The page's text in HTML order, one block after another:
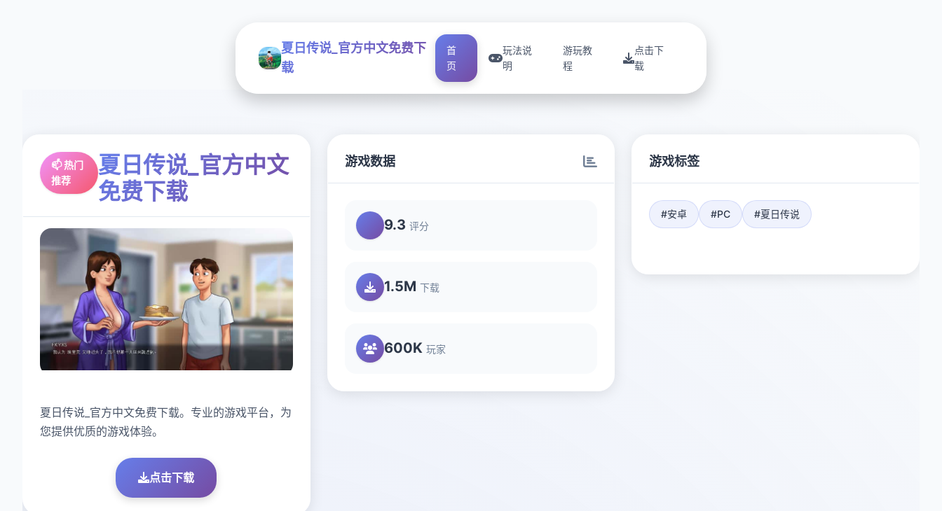
夏日传说_官方中文免费下
载
首
页
玩法说
明
游玩教
程
点击下
载
📫 热门
推荐
夏日传说_官方中文
免费下载
夏日传说_官方中文免费下载。专业的游戏平台，为
您提供优质的游戏体验。
点击下载
游戏数据
9.3 评分
1.5M 下载
600K 玩家
游戏标签
#安卓 #PC #夏日传说